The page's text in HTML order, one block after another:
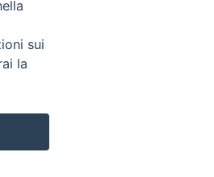
sui
la